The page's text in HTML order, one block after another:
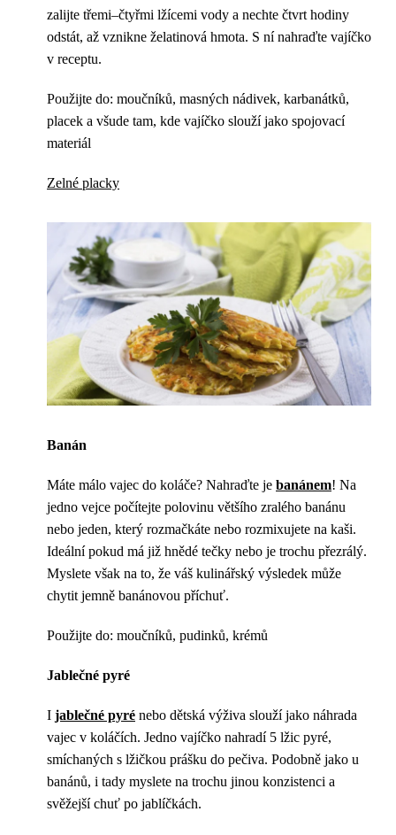
zalijte třemi–čtyřmi lžícemi vody a nechte čtvrt hodiny
odstát, až vznikne želatinová hmota. S ní nahraďte vajíčko
v receptu.
Použijte do: moučníků, masných nádivek, karbanátků,
placek a všude tam, kde vajíčko slouží jako spojovací
materiál
Zelné placky
Banán
Máte málo vajec do koláče? Nahraďte je banánem! Na
jedno vejce počítejte polovinu většího zralého banánu
nebo jeden, který rozmačkáte nebo rozmixujete na kaši.
Ideální pokud má již hnědé tečky nebo je trochu přezrálý.
Myslete však na to, že váš kulinářský výsledek může
chytit jemně banánovou příchuť.
Použijte do: moučníků, pudinků, krémů
Jablečné pyré
I jablečné pyré nebo dětská výživa slouží jako náhrada
vajec v koláčích. Jedno vajíčko nahradí 5 lžic pyré,
smíchaných s lžičkou prášku do pečiva. Podobně jako u
banánů, i tady myslete na trochu jinou konzistenci a
svěžejší chuť po jablíčkách.